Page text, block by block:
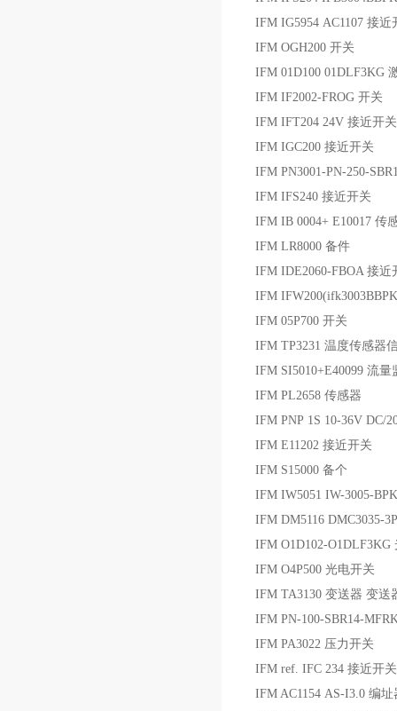
IFM IG5954 AC1107 接近
IFM OGH200 开关
IFM 01D100 01DLF3KG
IFM IF2002-FROG 开关
IFM IFT204 24V 接近开关
IFM IGC200 接近开关
IFM PN3001-PN-250-
IFM IFS240 接近开关
IFM IB 0004+ E10017 传
IFM LR8000 备件
IFM IDE2060-FBOA 接近
IFM
IFM 05P700 开关
IFM TP3231 温度传感器
IFM SI5010+E40099 流量
IFM PL2658 传感器
IFM PNP 1S 10-36V DC/
IFM E11202 接近开关
IFM S15000 备个
IFM IW5051 IW-3005-
IFM DM5116 DMC3035-
IFM O1D102-O1DLF3KG
IFM O4P500 光电开关
IFM TA3130 变送器 变送
IFM PN-100-SBR14-
IFM PA3022 压力开关
IFM ref. IFC 234 接近开关
IFM AC1154 AS-I3.0 编址